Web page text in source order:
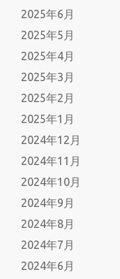
2025年6月
2025年5月
2025年4月
2025年3月
2025年2月
2025年1月
2024年12月
2024年11月
2024年10月
2024年9月
2024年8月
2024年7月
2024年6月